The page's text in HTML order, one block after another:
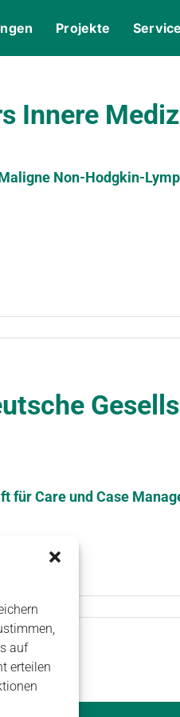
auf
erteilen
Projekte Service
Innere
Non-Hodgkin-
für Care und Case